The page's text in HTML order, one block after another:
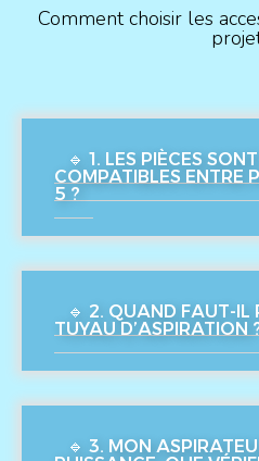
Comment choisir les
🔹 1. LES PIÈCES
COMPATIBLES ENTRE
5 ?
🔹 2. QUAND FAUT-IL
TUYAU D’ASPIRATION
🔹 3. MON